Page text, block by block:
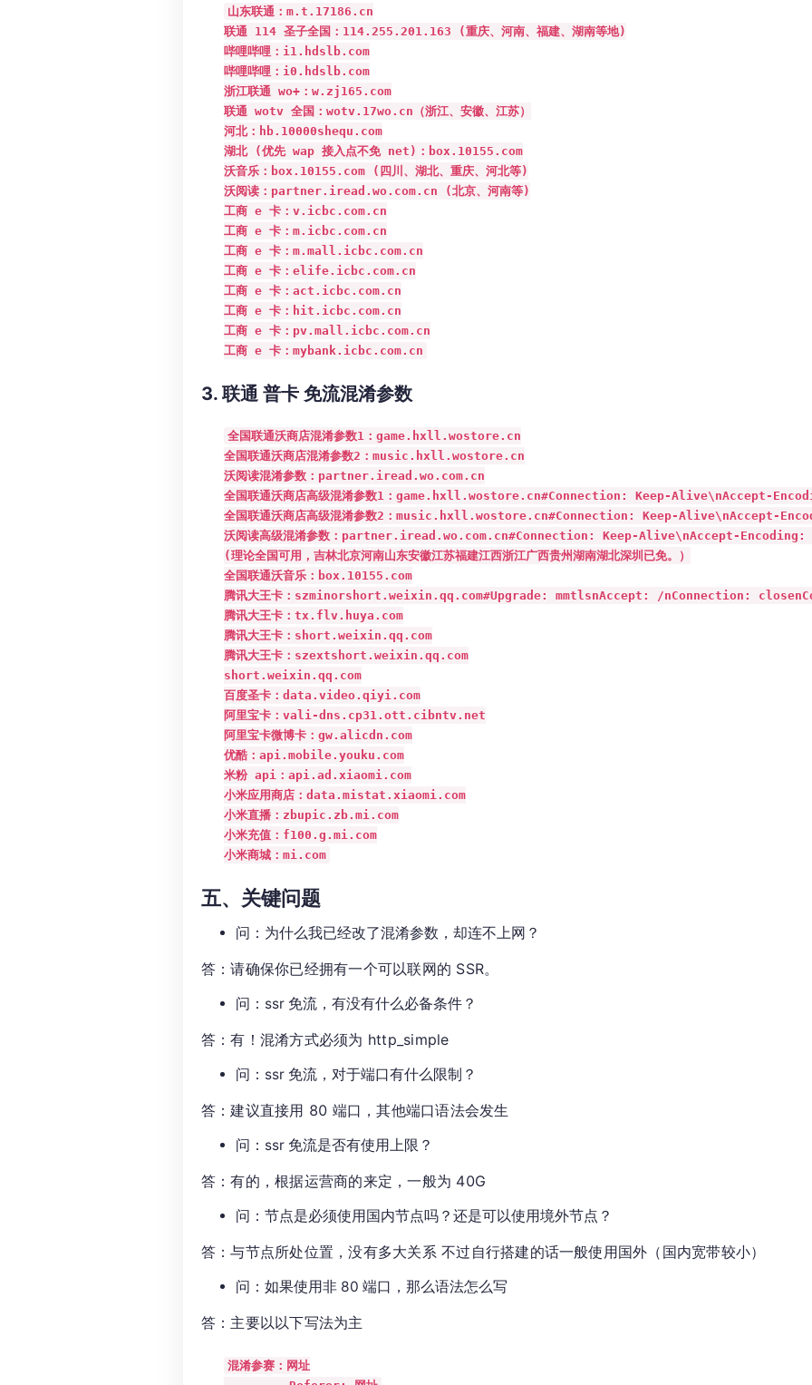
山东联通：m.t.17186.cn
联通 114 圣子全国：114.255.201.163 (重庆、河南、福建、湖南等地)
哔哩哔哩：i1.hdslb.com
哔哩哔哩：i0.hdslb.com
浙江联通 wo+：w.zj165.com
联通 wotv 全国：wotv.17wo.cn（浙江、安徽、江苏）
河北：hb.10000shequ.com
湖北 (优先 wap 接入点不免 net)：box.10155.com
沃音乐：box.10155.com (四川、湖北、重庆、河北等)
沃阅读：partner.iread.wo.com.cn (北京、河南等)
工商 e 卡：v.icbc.com.cn
工商 e 卡：m.icbc.com.cn
工商 e 卡：m.mall.icbc.com.cn
工商 e 卡：elife.icbc.com.cn
工商 e 卡：act.icbc.com.cn
工商 e 卡：hit.icbc.com.cn
工商 e 卡：pv.mall.icbc.com.cn
工商 e 卡：mybank.icbc.com.cn
3. 联通 普卡 免流混淆参数
全国联通沃商店混淆参数1：game.hxll.wostore.cn
全国联通沃商店混淆参数2：music.hxll.wostore.cn
沃阅读混淆参数：partner.iread.wo.com.cn
全国联通沃商店高级混淆参数1：game.hxll.wostore.cn#Connection: Keep-Alive\nAccept-
全国联通沃商店高级混淆参数2：music.hxll.wostore.cn#Connection: Keep-Alive\nAccept-
沃阅读高级混淆参数：partner.iread.wo.com.cn#Connection: Keep-Alive\nAccept-
(理论全国可用，吉林北京河南山东安徽江苏福建江西浙江广西贵州湖南湖北深圳已免。）
全国联通沃音乐：box.10155.com
腾讯大王卡：szminorshort.weixin.qq.com#Upgrade: mmtlsnAccept: /nConnection:
腾讯大王卡：tx.flv.huya.com
腾讯大王卡：short.weixin.qq.com
腾讯大王卡：szextshort.weixin.qq.com
short.weixin.qq.com
百度圣卡：data.video.qiyi.com
阿里宝卡：vali-dns.cp31.ott.cibntv.net
阿里宝卡微博卡：gw.alicdn.com
优酷：api.mobile.youku.com
米粉 api：api.ad.xiaomi.com
小米应用商店：data.mistat.xiaomi.com
小米直播：zbupic.zb.mi.com
小米充值：f100.g.mi.com
小米商城：mi.com
五、关键问题
问：为什么我已经改了混淆参数，却连不上网？
答：请确保你已经拥有一个可以联网的 SSR。
问：ssr 免流，有没有什么必备条件？
答：有！混淆方式必须为 http_simple
问：ssr 免流，对于端口有什么限制？
答：建议直接用 80 端口，其他端口语法会发生
问：ssr 免流是否有使用上限？
答：有的，根据运营商的来定，一般为 40G
问：节点是必须使用国内节点吗？还是可以使用境外节点？
答：与节点所处位置，没有多大关系 不过自行搭建的话一般使用国外（国内宽带较小）
问：如果使用非 80 端口，那么语法怎么写
答：主要以以下写法为主
混淆参赛：网址